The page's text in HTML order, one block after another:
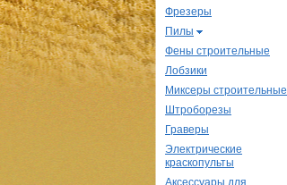
Фрезеры
Пилы
Фены строительные
Лобзики
Миксеры строительные
Штроборезы
Граверы
Электрические
краскопульты
Аксессуары для